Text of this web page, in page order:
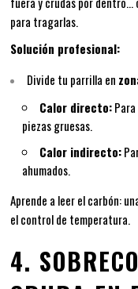
para tragarlas.
Solución profesional:
Divide tu parrilla en
Calor directo:
piezas gruesas.
Calor indirecto:
ahumados.
Aprende a leer el carbón:
el control de temperatura.
4.